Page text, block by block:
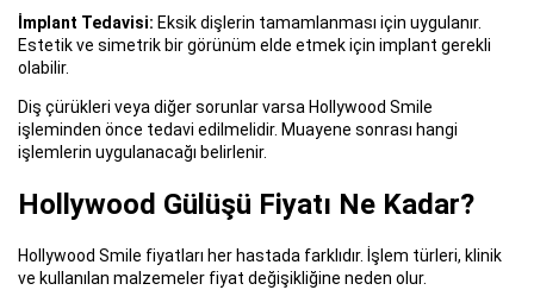
İmplant Tedavisi: Eksik dişlerin tamamlanması için uygulanır.
Estetik ve simetrik bir görünüm elde etmek için implant gerekli
olabilir.
Diş çürükleri veya diğer sorunlar varsa Hollywood Smile
işleminden önce tedavi edilmelidir. Muayene sonrası hangi
işlemlerin uygulanacağı belirlenir.
Hollywood Gülüşü Fiyatı Ne Kadar?
Hollywood Smile fiyatları her hastada farklıdır. İşlem türleri, klinik
ve kullanılan malzemeler fiyat değişikliğine neden olur.